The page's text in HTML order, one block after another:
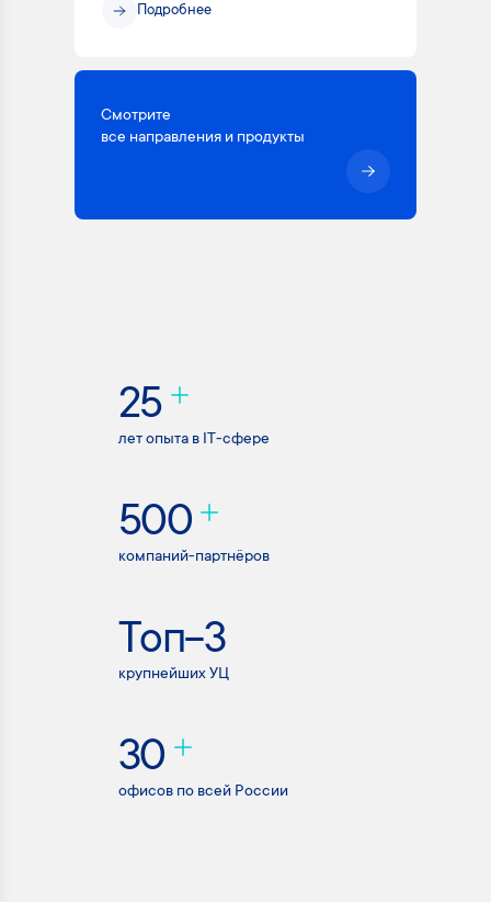
Подробнее
Смотрите
все направления и продукты
25
лет опыта в IT-сфере
500
компаний-партнёров
Топ-3
крупнейших УЦ
30
офисов по всей России